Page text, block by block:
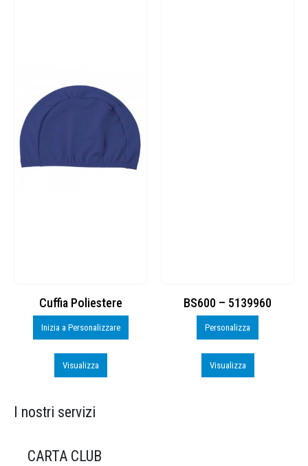
BS600 – 5139960
Personalizza
Visualizza
Toppe ricamate in HD
Personalizza
Visualizza
I nostri servizi
CARTA CLUB